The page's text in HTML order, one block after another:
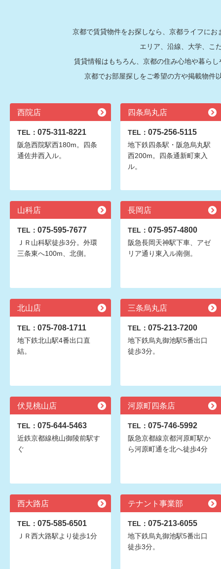
京都で賃貸物件をお探しなら、京都ライフに
エリア、沿線、大学、こ
賃貸情報はもちろん、京都の住み心地や暮ら
京都でお部屋探しをご希望の方や掲載物件
西院店
TEL： 075-311-8221
阪急西院駅西180m。四条
通佐井西入ル。
四条烏丸店
TEL： 075-256-5115
地下鉄四条駅・阪急烏丸駅
西200m。四条通新町東入
ル。
山科店
TEL： 075-595-7677
ＪＲ山科駅徒歩3分。外環
三条東へ100m、北側。
長岡店
TEL： 075-957-4800
阪急長岡天神駅下車、アゼ
リア通り東入ル南側。
北山店
TEL： 075-708-1711
地下鉄北山駅4番出口直
結。
三条烏丸店
TEL： 075-213-7200
地下鉄烏丸御池駅5番出口
徒歩3分。
伏見桃山店
TEL： 075-644-5463
近鉄京都線桃山御陵前駅す
ぐ
河原町四条店
TEL： 075-746-5992
阪急京都線京都河原町駅か
ら河原町通を北へ徒歩4分
西大路店
TEL： 075-585-6501
ＪＲ西大路駅より徒歩1分
テナント事業部
TEL： 075-213-6055
地下鉄烏丸御池駅5番出口
徒歩3分。